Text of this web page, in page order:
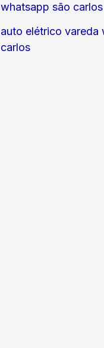
whatsapp são carlos
auto elétrico vareda
carlos